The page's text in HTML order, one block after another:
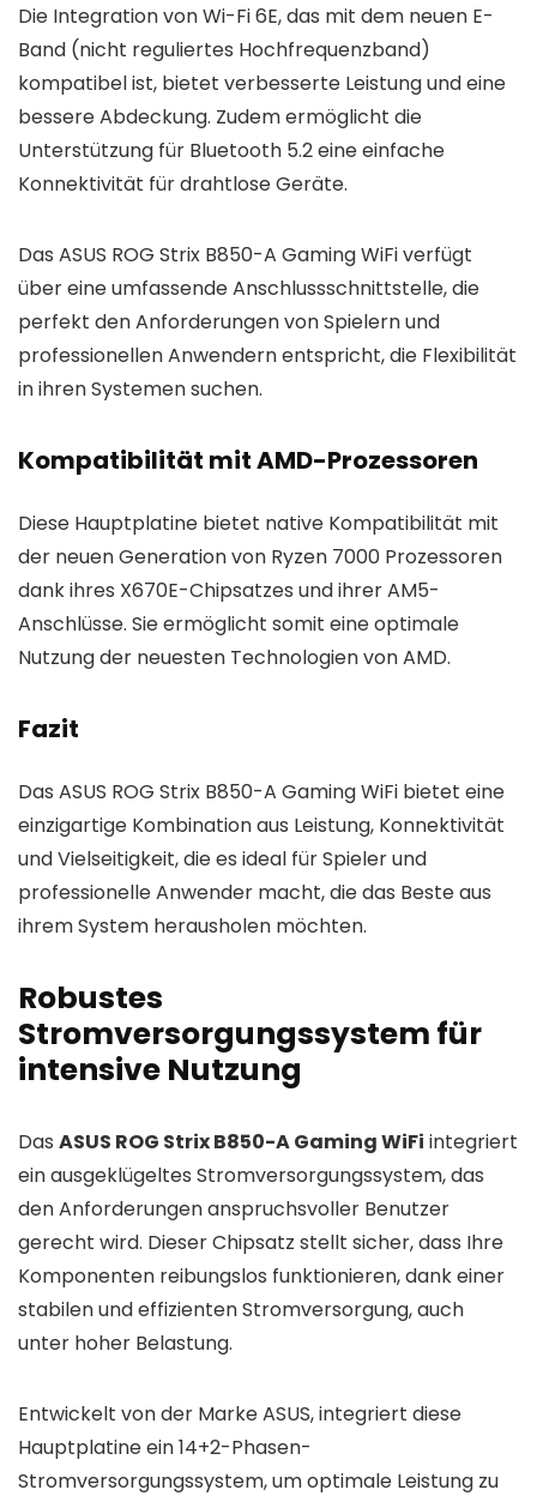
Die Integration von Wi-Fi 6E, das mit dem neuen E-
Band (nicht reguliertes Hochfrequenzband)
kompatibel ist, bietet verbesserte Leistung und eine
bessere Abdeckung. Zudem ermöglicht die
Unterstützung für Bluetooth 5.2 eine einfache
Konnektivität für drahtlose Geräte.
Das ASUS ROG Strix B850-A Gaming WiFi verfügt
über eine umfassende Anschlussschnittstelle, die
perfekt den Anforderungen von Spielern und
professionellen Anwendern entspricht, die Flexibilität
in ihren Systemen suchen.
Kompatibilität mit AMD-Prozessoren
Diese Hauptplatine bietet native Kompatibilität mit
der neuen Generation von Ryzen 7000 Prozessoren
dank ihres X670E-Chipsatzes und ihrer AM5-
Anschlüsse. Sie ermöglicht somit eine optimale
Nutzung der neuesten Technologien von AMD.
Fazit
Das ASUS ROG Strix B850-A Gaming WiFi bietet eine
einzigartige Kombination aus Leistung, Konnektivität
und Vielseitigkeit, die es ideal für Spieler und
professionelle Anwender macht, die das Beste aus
ihrem System herausholen möchten.
Robustes
Stromversorgungssystem für
intensive Nutzung
Das ASUS ROG Strix B850-A Gaming WiFi integriert
ein ausgeklügeltes Stromversorgungssystem, das
den Anforderungen anspruchsvoller Benutzer
gerecht wird. Dieser Chipsatz stellt sicher, dass Ihre
Komponenten reibungslos funktionieren, dank einer
stabilen und effizienten Stromversorgung, auch
unter hoher Belastung.
Entwickelt von der Marke ASUS, integriert diese
Hauptplatine ein 14+2-Phasen-
Stromversorgungssystem, um optimale Leistung zu